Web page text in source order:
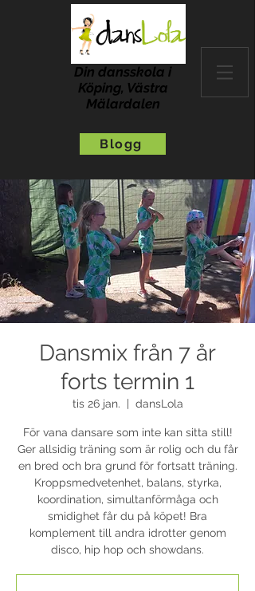
Din dansskola i
Köping, Västra
Mälardalen
Blogg
Dansmix från 7 år
forts termin 1
tis 26 jan. dansLola
För vana dansare som inte kan sitta still!
Ger allsidig träning som är rolig och du får
en bred och bra grund för fortsatt träning.
Kroppsmedvetenhet, balans, styrka,
koordination, simultanförmåga och
smidighet får du på köpet! Bra
komplement till andra idrotter genom
disco, hip hop och showdans.